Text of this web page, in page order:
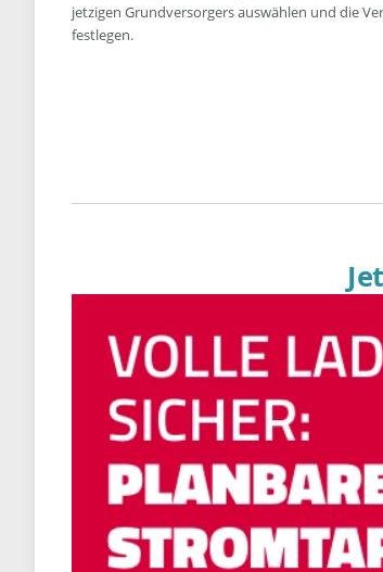
jetzigen Grundversorgers auswählen und die
festlegen.